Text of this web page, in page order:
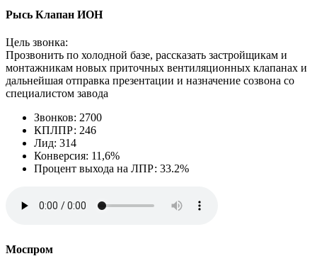
Рысь Клапан ИОН
Цель звонка:
Прозвонить по холодной базе, рассказать застройщикам и
монтажникам новых приточных вентиляционных клапанах и
дальнейшая отправка презентации и назначение созвона со
специалистом завода
Звонков: 2700
КПЛПР: 246
Лид: 314
Конверсия: 11,6%
Процент выхода на ЛПР: 33.2%
Моспром